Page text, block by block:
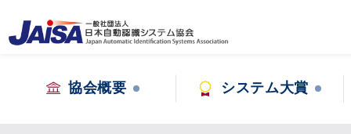
協会概要 システム大賞